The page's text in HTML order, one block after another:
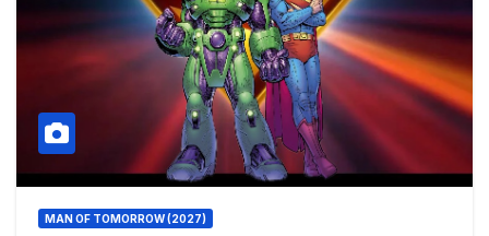
MAN OF TOMORROW (2027)